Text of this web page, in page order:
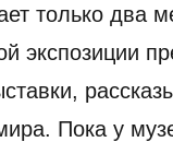
только два
экспозиции
Пока у